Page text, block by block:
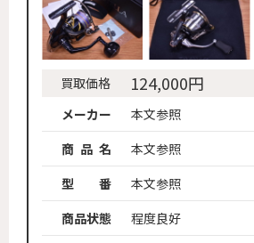
買取価格 124,000円
メーカー
本文参照
商 品 名
本文参照
型 番
本文参照
商品状態
程度良好